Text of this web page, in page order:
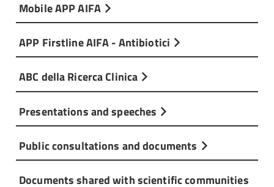
Mobile APP AIFA
APP Firstline AIFA - Antibiotici
ABC della Ricerca Clinica
Presentations and speeches
Public consultations and documents
Documents shared with scientific communities